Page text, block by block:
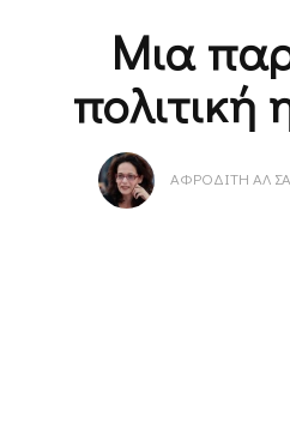
Μια
πολιτική
ΑΦΡΟΔΊΤΗ ΑΛ